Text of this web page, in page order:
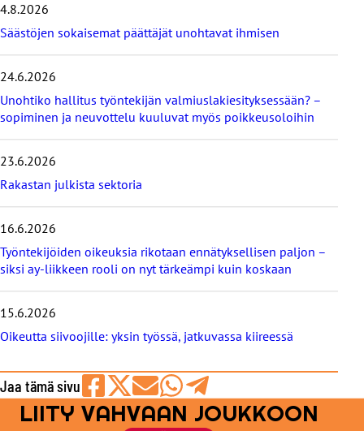
m
s
i
m
t
b
o
g
i
t
4.8.2026
Säästöjen sokaisemat päättäjät unohtavat ihmisen
24.6.2026
Unohtiko hallitus työntekijän valmiuslakiesityksessään? –
sopiminen ja neuvottelu kuuluvat myös poikkeusoloihin
23.6.2026
Rakastan julkista sektoria
16.6.2026
Työntekijöiden oikeuksia rikotaan ennätyksellisen paljon –
siksi ay-liikkeen rooli on nyt tärkeämpi kuin koskaan
15.6.2026
Oikeutta siivoojille: yksin työssä, jatkuvassa kiireessä
Jaa tämä sivu
Jaa
Facebookissa
Jaa
viestipalvelu
Jaa
sähköpostilla
Jaa
WhatsAppilla
Jaa
Telegramilla
LIITY VAHVAAN JOUKKOON